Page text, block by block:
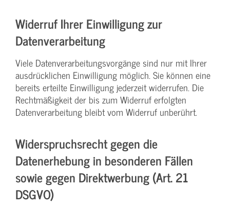
Widerruf Ihrer Einwilligung zur
Datenverarbeitung
Viele Datenverarbeitungsvorgänge sind nur mit Ihrer
ausdrücklichen Einwilligung möglich. Sie können eine
bereits erteilte Einwilligung jederzeit widerrufen. Die
Rechtmäßigkeit der bis zum Widerruf erfolgten
Datenverarbeitung bleibt vom Widerruf unberührt.
Widerspruchsrecht gegen die
Datenerhebung in besonderen Fällen
sowie gegen Direktwerbung (Art. 21
DSGVO)